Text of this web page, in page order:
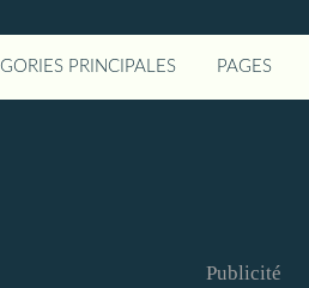
PRINCIPALES PAGES
Publicité